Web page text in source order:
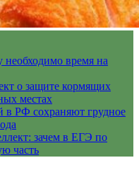
необходимо время на
о защите кормящих
местах
в РФ сохраняют грудное
зачем в ЕГЭ по
часть